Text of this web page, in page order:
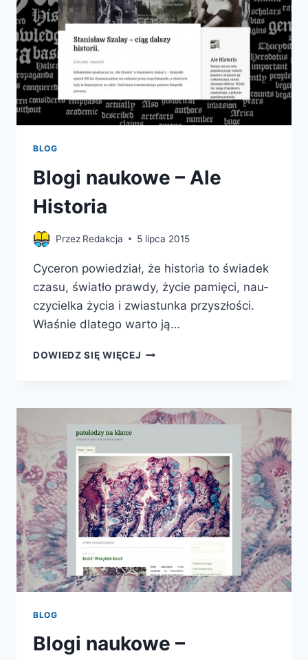
BLOG
Blogi naukowe – Ale
Historia
Przez Redakcja 5 lipca 2015
Cyceron powiedział, że his­to­ria to świadek
cza­su, światło praw­dy, życie pa­mięci, nau­
czy­ciel­ka życia i zwias­tunka przyszłości.
Właśnie dlatego warto ją…
DOWIEDZ SIĘ WIĘCEJ BLOGI
HISTORIA
BLOG
Blogi naukowe –